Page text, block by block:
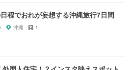
程でおれが妄想する沖縄旅行7日間
沖縄 1